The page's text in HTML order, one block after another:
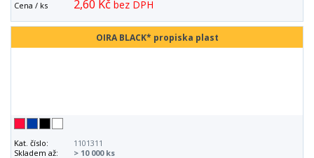
Cena / ks 2,60 Kč bez DPH
OIRA BLACK* propiska plast
Kat. číslo:
1101311
Skladem až:
> 10 000 ks